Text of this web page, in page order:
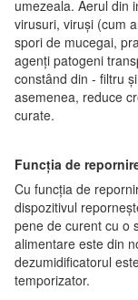
umezeala. Aerul din
virusuri, viruși (cum
spori de mucegai,
agenți patogeni
constând din - filtru
asemenea, reduce
curate.
Funcția de
Cu funcția de
dispozitivul
pene de curent cu o
alimentare este din
dezumidificatorul
temporizator.